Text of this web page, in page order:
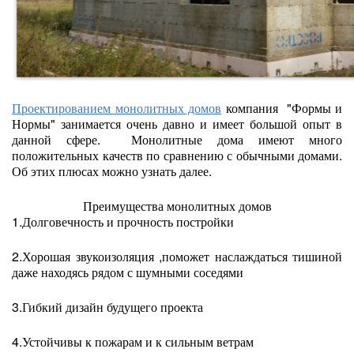
Проектированием монолитных домов компания "Формы и
Нормы" занимается очень давно и имеет большой опыт в
данной сфере. Монолитные дома имеют много
положительных качеств по сравнению с обычными домами.
Об этих плюсах можно узнать далее.
Преимущества монолитных домов
1.Долговечность и прочность постройки
2.Хорошая звукоизоляция ,поможет наслаждаться тишиной
даже находясь рядом с шумными соседями
3.Гибкий дизайн будущего проекта
4.Устойчивы к пожарам и к сильным ветрам